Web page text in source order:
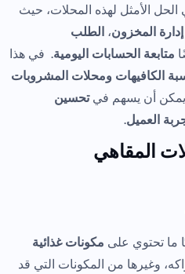
الحل الأمثل لهذه المحلات، حيث
إدارة المخزون، الطلب
متابعة الحسابات اليومية. في هذا
الكافيهات ومحلات المشروبات
أن يسهم فيتحسين
العميل.
المقاهي
ما تحتوي على مكونات غذائية
وغيرها من المكونات التي قد